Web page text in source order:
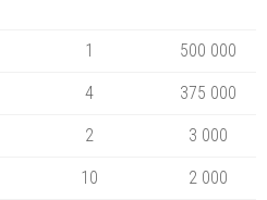
1 500 000
4 375 000
2 3 000
10 2 000